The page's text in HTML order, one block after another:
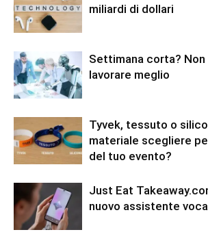
miliardi di dollari
Settimana corta?
lavorare meglio
Tyvek, tessuto o
materiale scegliere
del tuo evento?
Just Eat
nuovo assistente